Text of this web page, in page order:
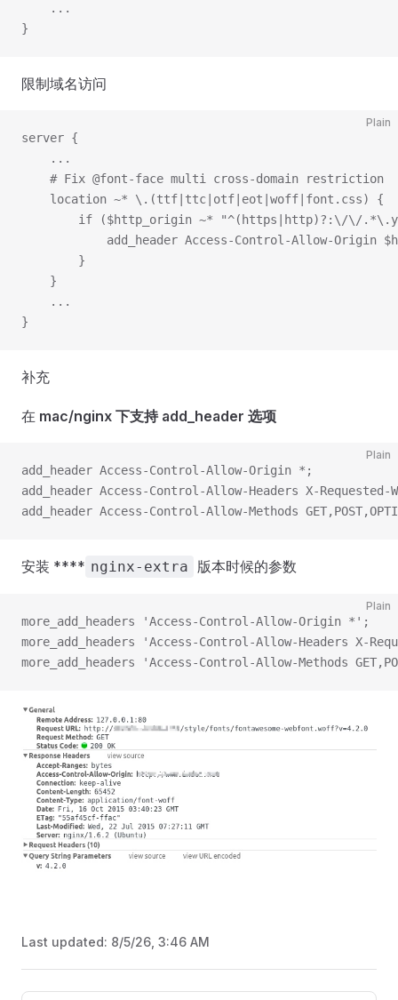
    ...
}
限制域名访问
Plain
server {
    ...
    # Fix @font-face multi cross-domain restriction
    location ~* \.(ttf|ttc|otf|eot|woff|font.css) {
if ($http_origin ~* "^(https|http)?:\/\/
add_header Access-Control-Allow-Origin
        }
    }
    ...
}
补充
在 mac/nginx 下支持 add_header 选项
Plain
add_header Access-Control-Allow-Origin *;
add_header Access-Control-Allow-Headers X-
add_header Access-Control-Allow-Methods
安装 **** nginx-extra 版本时候的参数
Plain
more_add_headers 'Access-Control-Allow-Origin *';
more_add_headers 'Access-Control-Allow-Headers X-
more_add_headers 'Access-Control-Allow-Methods
Last updated: 8/5/26, 3:46 AM